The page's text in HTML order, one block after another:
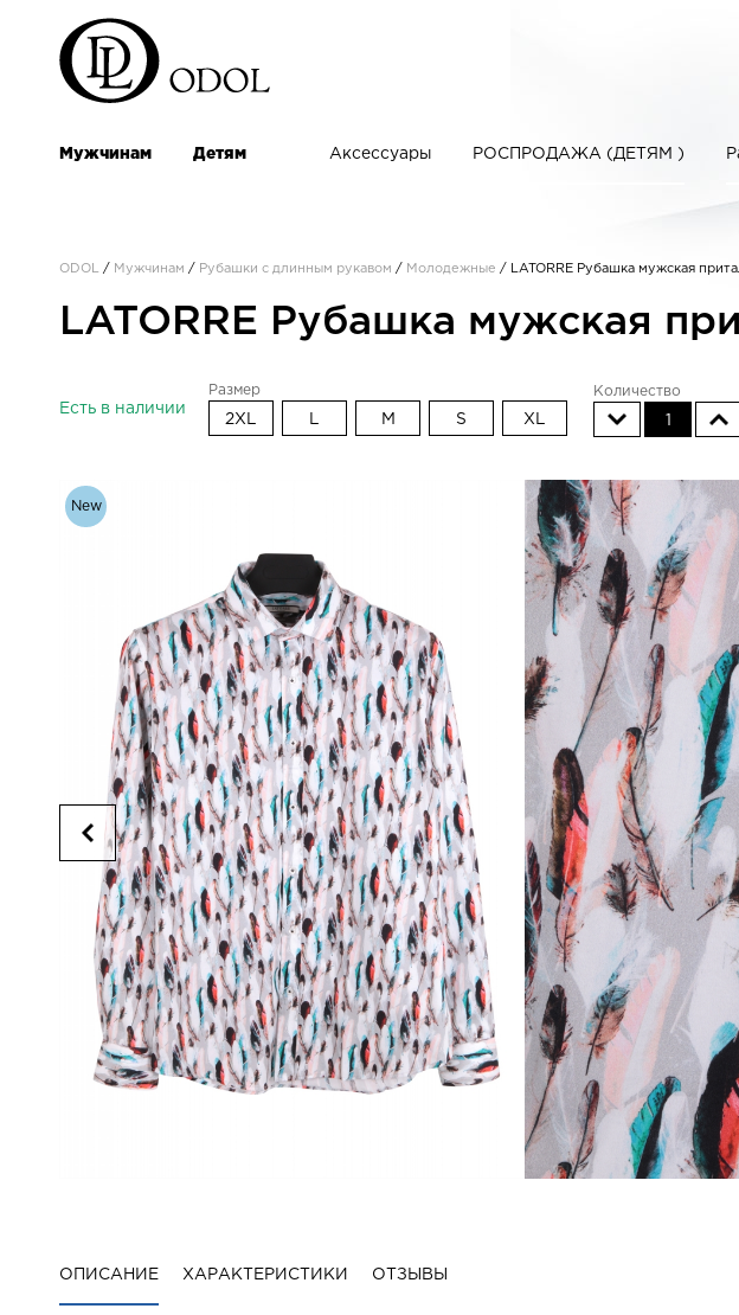
Мужчинам Детям Аксессуары РОСПРОДАЖА (ДЕТЯМ )
ODOL / Мужчинам / Рубашки с длинным рукавом / Молодежные / LATORRE Рубашка мужская
LATORRE Рубашка мужская
Есть в наличии
Размер
2XL M S XL
Количество
1
New
ОПИСАНИЕ ХАРАКТЕРИСТИКИ ОТЗЫВЫ